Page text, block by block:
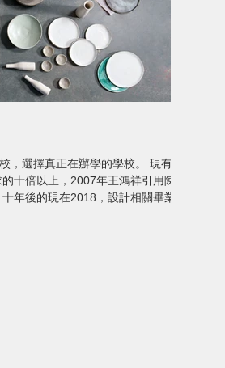
，選擇真正在辦學的學校。 現有設
十倍以上，2007年王鴻祥引用陳文
年後的現在2018，設計相關畢業人